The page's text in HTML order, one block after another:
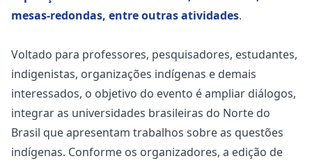
mesas-redondas, entre outras atividades.
Voltado para professores, pesquisadores, estudantes,
indigenistas, organizações indígenas e demais
interessados, o objetivo do evento é ampliar diálogos,
integrar as universidades brasileiras do Norte do
Brasil que apresentam trabalhos sobre as questões
indígenas. Conforme os organizadores, a edição de